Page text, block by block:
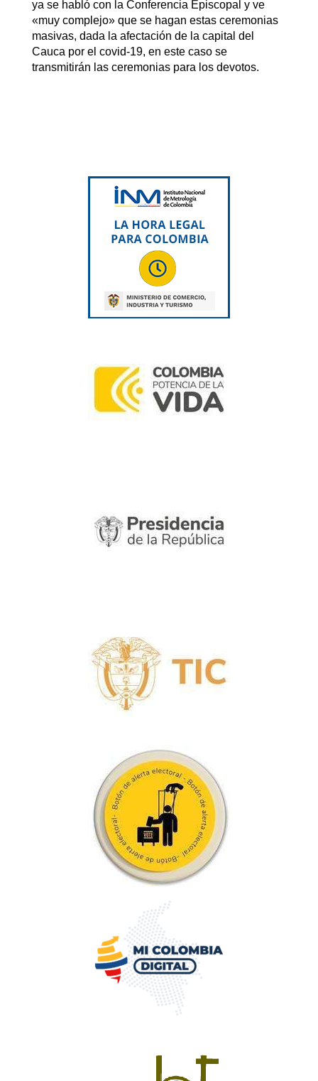
ya se habló con la Conferencia Episcopal y ve
«muy complejo» que se hagan estas ceremonias
masivas, dada la afectación de la capital del
Cauca por el covid-19, en este caso se
transmitirán las ceremonias para los devotos.